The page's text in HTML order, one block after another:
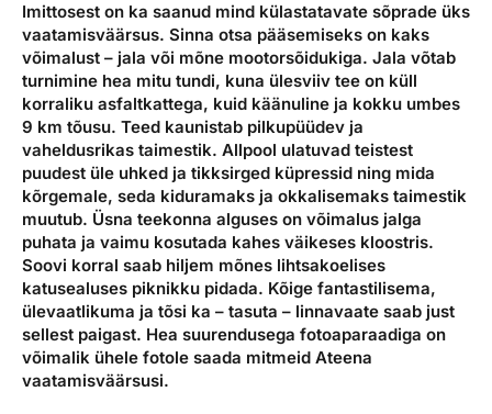
Imittosest on ka saanud mind külastatavate sõprade üks
vaatamisväärsus. Sinna otsa pääsemiseks on kaks
võimalust – jala või mõne mootorsõidukiga. Jala võtab
turnimine hea mitu tundi, kuna ülesviiv tee on küll
korraliku asfaltkattega, kuid käänuline ja kokku umbes
9 km tõusu. Teed kaunistab pilkupüüdev ja
vaheldusrikas taimestik. Allpool ulatuvad teistest
puudest üle uhked ja tikksirged küpressid ning mida
kõrgemale, seda kiduramaks ja okkalisemaks taimestik
muutub. Üsna teekonna alguses on võimalus jalga
puhata ja vaimu kosutada kahes väikeses kloostris.
Soovi korral saab hiljem mõnes lihtsakoelises
katusealuses piknikku pidada. Kõige fantastilisema,
ülevaatlikuma ja tõsi ka – tasuta – linnavaate saab just
sellest paigast. Hea suurendusega fotoaparaadiga on
võimalik ühele fotole saada mitmeid Ateena
vaatamisväärsusi.